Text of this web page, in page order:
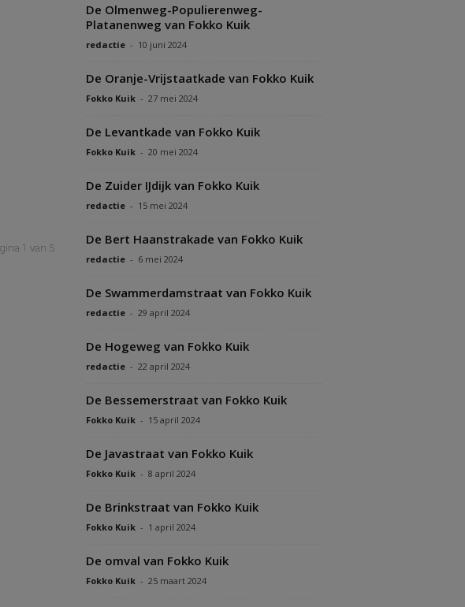
1 van 5
De Olmenweg-Populierenweg-
Platanenweg van Fokko Kuik
redactie - 10 juni 2024
De Oranje-Vrijstaatkade van Fokko Kuik
Fokko Kuik - 27 mei 2024
De Levantkade van Fokko Kuik
Fokko Kuik - 20 mei 2024
De Zuider IJdijk van Fokko Kuik
redactie - 15 mei 2024
De Bert Haanstrakade van Fokko Kuik
redactie - 6 mei 2024
De Swammerdamstraat van Fokko Kuik
redactie - 29 april 2024
De Hogeweg van Fokko Kuik
redactie - 22 april 2024
De Bessemerstraat van Fokko Kuik
Fokko Kuik - 15 april 2024
De Javastraat van Fokko Kuik
Fokko Kuik - 8 april 2024
De Brinkstraat van Fokko Kuik
Fokko Kuik - 1 april 2024
De omval van Fokko Kuik
Fokko Kuik - 25 maart 2024